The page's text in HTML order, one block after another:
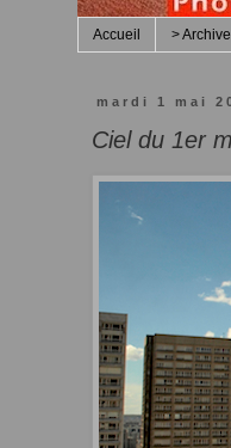
Accueil >
mardi 1 mai
Ciel du 1er